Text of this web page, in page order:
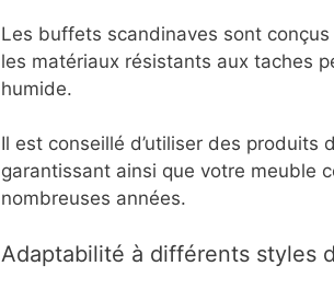
Les buffets scandinaves sont
les matériaux résistants aux taches
humide.
Il est conseillé d’utiliser des produits
garantissant ainsi que votre meuble
nombreuses années.
Adaptabilité à différents styles